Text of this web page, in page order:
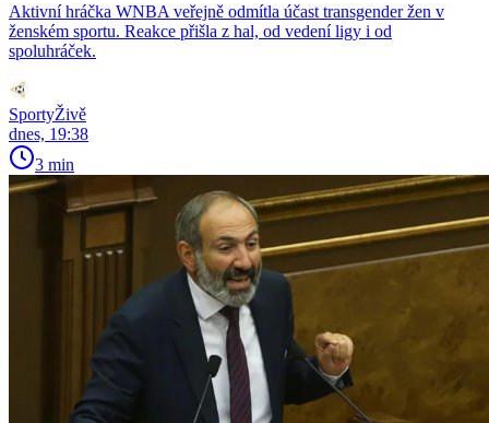
Aktivní hráčka WNBA veřejně odmítla účast transgender žen v
ženském sportu. Reakce přišla z hal, od vedení ligy i od
spoluhráček.
SportyŽivě
dnes, 19:38
3 min